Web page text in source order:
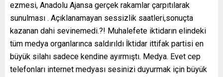
ezmesi, Anadolu Ajansa gerçek rakamlar çarpıtılarak
sunulması . Açıklanamayan sessizlik saatleri,sonuçta
kazanan dahi sevinemedi.?! Muhalefete iktidarın elindeki
tüm medya organlarınca saldırıldı İktidar ittifak partisi en
büyük silahı sadece kendine ayırmıştı. Medya. Evet cep
telefonları internet medyası sesinizi duyurmak için büyük